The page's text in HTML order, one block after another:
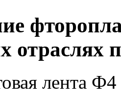
отраслях
лента